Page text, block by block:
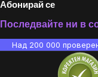
Абонирай се
Последвайте ни в
Над 200 000